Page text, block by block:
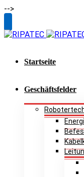
-->
SlidingBar
Area
Startseite
Geschäftsfelder